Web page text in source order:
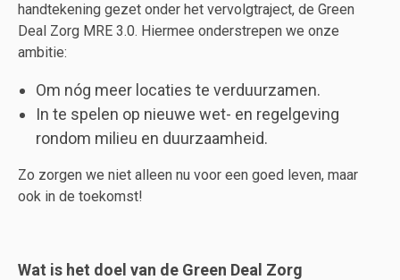
handtekening gezet onder het vervolgtraject, de Green
Deal Zorg MRE 3.0. Hiermee onderstrepen we onze
ambitie:
Om nóg meer locaties te verduurzamen.
In te spelen op nieuwe wet- en regelgeving
rondom milieu en duurzaamheid.
Zo zorgen we niet alleen nu voor een goed leven, maar
ook in de toekomst!
Wat is het doel van de Green Deal Zorg